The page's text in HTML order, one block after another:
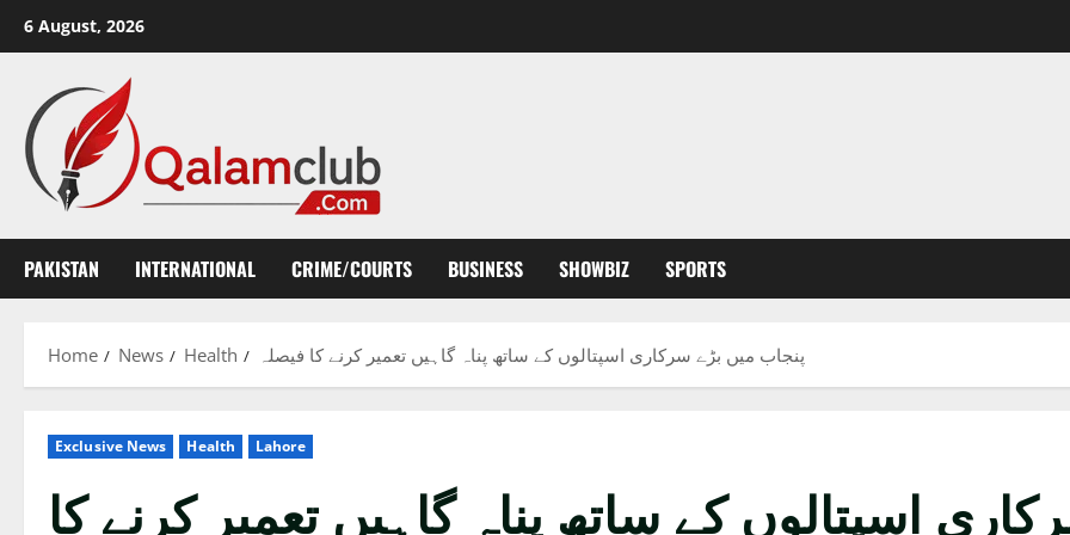
6 August, 2026
PAKISTAN INTERNATIONAL CRIME/COURTS BUSINESS SHOWBIZ SPORTS
Home News Health پنجاب میں بڑے سرکاری اسپتالوں کے ساتھ پناہ گاہیں تعمیر کرنے کا فیصلہ
Exclusive News Health Lahore
اسپتالوں کے ساتھ پناہ گاہیں تعمیر کرنے کا